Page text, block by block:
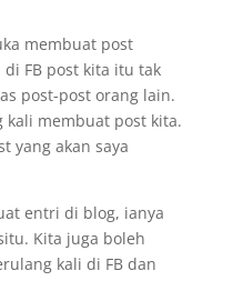
membuat post
FB post kita itu tak
post-post orang lain.
kali membuat post kita.
yang akan saya
entri di blog, ianya
Kita juga boleh
kali di FB dan